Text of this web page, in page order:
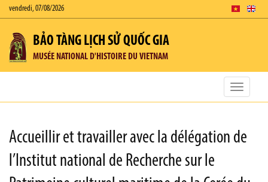
vendredi, 07/08/2026
BẢO TÀNG LỊCH SỬ QUỐC GIA
MUSÉE NATIONAL D'HISTOIRE DU VIETNAM
Toggle
Accueillir et travailler avec la délégation de
l’Institut national de Recherche sur le